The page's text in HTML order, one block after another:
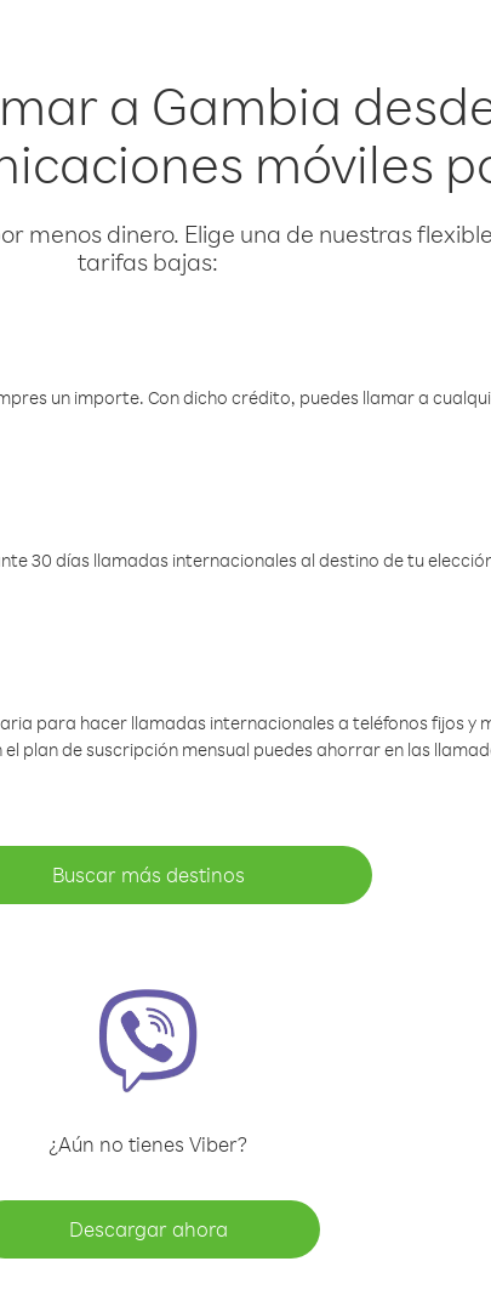
a Gambia
móviles
menos dinero. Elige una de nuestras
tarifas bajas:
un importe. Con dicho crédito, puedes llamar a
30 días llamadas internacionales al destino de tu
para hacer llamadas internacionales a teléfonos fijos y
plan de suscripción mensual puedes ahorrar en las
Buscar más destinos
¿Aún no tienes Viber?
Descargar ahora